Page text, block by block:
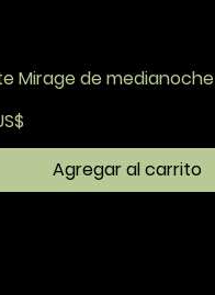
Mirage de medianoche
Agregar al carrito